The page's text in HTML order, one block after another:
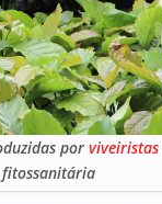
por viveiristas
fitossanitária